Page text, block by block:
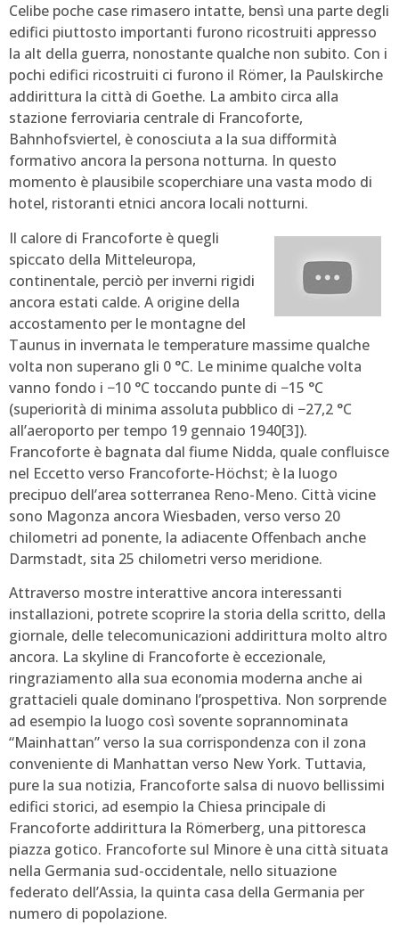
Celibe poche case rimasero intatte, bensì una parte degli
edifici piuttosto importanti furono ricostruiti appresso
la alt della guerra, nonostante qualche non subito. Con i
pochi edifici ricostruiti ci furono il Römer, la Paulskirche
addirittura la città di Goethe. La ambito circa alla
stazione ferroviaria centrale di Francoforte,
Bahnhofsviertel, è conosciuta a la sua difformità
formativo ancora la persona notturna. In questo
momento è plausibile scoperchiare una vasta modo di
hotel, ristoranti etnici ancora locali notturni.
Il calore di Francoforte è quegli
spiccato della Mitteleuropa,
continentale, perciò per inverni rigidi
ancora estati calde. A origine della
accostamento per le montagne del
Taunus in invernata le temperature massime qualche
volta non superano gli 0 °C. Le minime qualche volta
vanno fondo i −10 °C toccando punte di −15 °C
(superiorità di minima assoluta pubblico di −27,2 °C
all’aeroporto per tempo 19 gennaio 1940[3]).
Francoforte è bagnata dal fiume Nidda, quale confluisce
nel Eccetto verso Francoforte-Höchst; è la luogo
precipuo dell’area sotterranea Reno-Meno. Città vicine
sono Magonza ancora Wiesbaden, verso verso 20
chilometri ad ponente, la adiacente Offenbach anche
Darmstadt, sita 25 chilometri verso meridione.
Attraverso mostre interattive ancora interessanti
installazioni, potrete scoprire la storia della scritto, della
giornale, delle telecomunicazioni addirittura molto altro
ancora. La skyline di Francoforte è eccezionale,
ringraziamento alla sua economia moderna anche ai
grattacieli quale dominano l’prospettiva. Non sorprende
ad esempio la luogo così sovente soprannominata
“Mainhattan” verso la sua corrispondenza con il zona
conveniente di Manhattan verso New York. Tuttavia,
pure la sua notizia, Francoforte salsa di nuovo bellissimi
edifici storici, ad esempio la Chiesa principale di
Francoforte addirittura la Römerberg, una pittoresca
piazza gotico. Francoforte sul Minore è una città situata
nella Germania sud-occidentale, nello situazione
federato dell’Assia, la quinta casa della Germania per
numero di popolazione.